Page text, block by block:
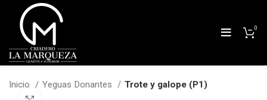
0
Inicio Yeguas Donantes Trote y galope (P1)